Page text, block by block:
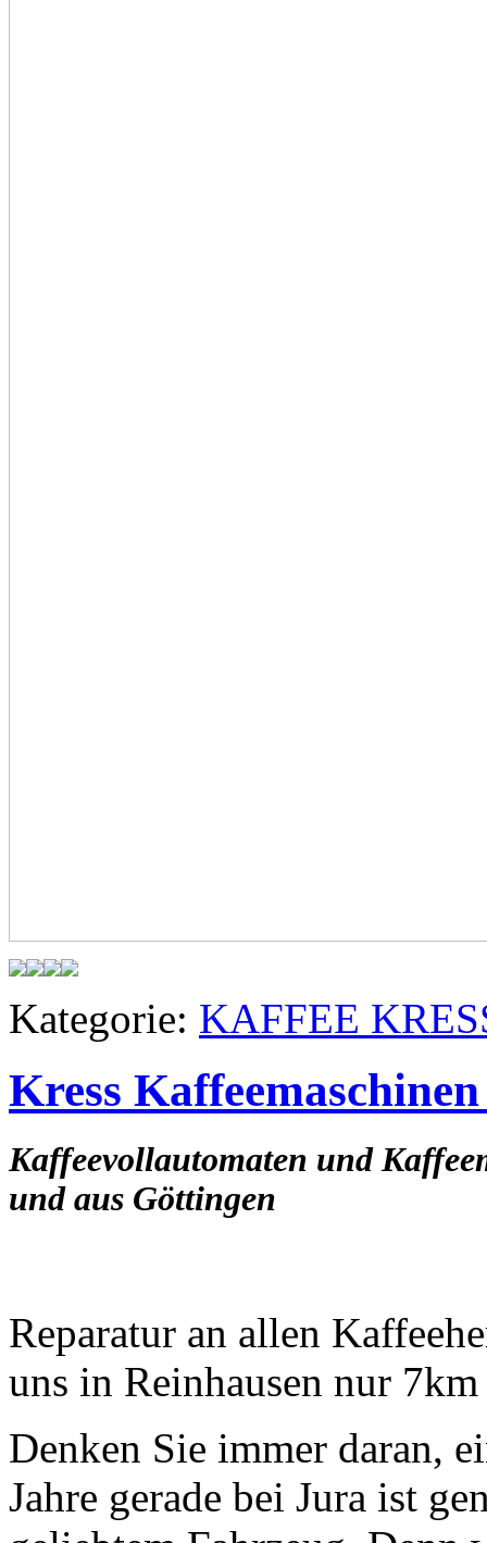
Kategorie: KAFFEE
Kress
Kaffeevollautomaten und
und aus Göttingen
Reparatur an allen
uns in Reinhausen nur
Denken Sie immer daran,
Jahre gerade bei Jura ist